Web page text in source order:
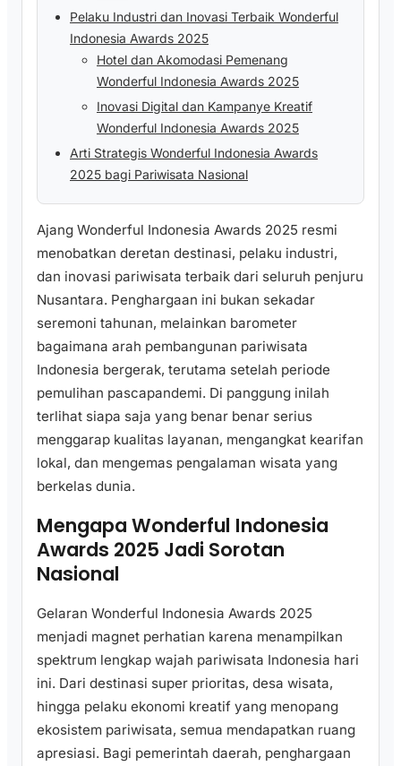
Pelaku Industri dan Inovasi Terbaik Wonderful
Indonesia Awards 2025
Hotel dan Akomodasi Pemenang
Wonderful Indonesia Awards 2025
Inovasi Digital dan Kampanye Kreatif
Wonderful Indonesia Awards 2025
Arti Strategis Wonderful Indonesia Awards
2025 bagi Pariwisata Nasional
Ajang Wonderful Indonesia Awards 2025 resmi
menobatkan deretan destinasi, pelaku industri,
dan inovasi pariwisata terbaik dari seluruh penjuru
Nusantara. Penghargaan ini bukan sekadar
seremoni tahunan, melainkan barometer
bagaimana arah pembangunan pariwisata
Indonesia bergerak, terutama setelah periode
pemulihan pascapandemi. Di panggung inilah
terlihat siapa saja yang benar benar serius
menggarap kualitas layanan, mengangkat kearifan
lokal, dan mengemas pengalaman wisata yang
berkelas dunia.
Mengapa Wonderful Indonesia
Awards 2025 Jadi Sorotan
Nasional
Gelaran Wonderful Indonesia Awards 2025
menjadi magnet perhatian karena menampilkan
spektrum lengkap wajah pariwisata Indonesia hari
ini. Dari destinasi super prioritas, desa wisata,
hingga pelaku ekonomi kreatif yang menopang
ekosistem pariwisata, semua mendapatkan ruang
apresiasi. Bagi pemerintah daerah, penghargaan